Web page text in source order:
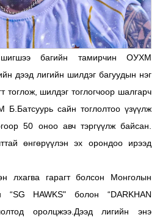
багийн тамирчин ОУХМ
дээд лигийн шилдэг багуудын нэг
тоглож, шилдэг тоглогчоор шалгарч
сайн тоглолтоо үзүүлж
50 оноо авч тэргүүлж байсан.
өнгөрүүлэн эх орондоо ирээд
лхагва гарагт болсон Монголын
“SG HAWKS" болон “DARKHAN
оролцжээ.Дээд лигийн энэ